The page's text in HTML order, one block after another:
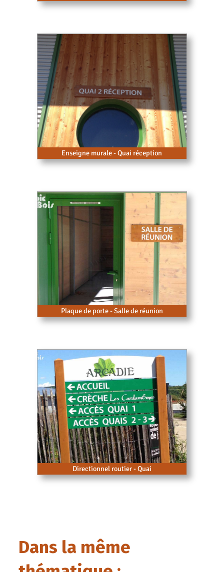
Enseigne murale - Quai réception
Plaque de porte - Salle de réunion
Directionnel routier - Quai
Dans la même